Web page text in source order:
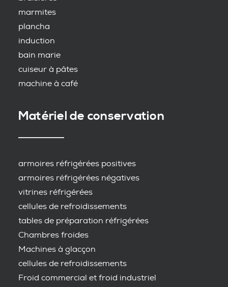
marmites
plancha
induction
bain marie
cuiseur à pâtes
machine à café
Matériel de conservation
armoires réfrigérées positives
armoires réfrigérées négatives
vitrines réfrigérées
cellules de refroidissements
tables de préparation réfrigérées
Chambres froides
Machines à glacçon
cellules de refroidissements
Froid commercial et froid industriel